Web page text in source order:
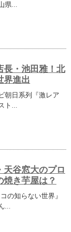
県...
長・池田雅！北
界進出
朝日系列『激レア
ト...
天谷窓大のプロ
焼き芋屋は？
の知らない世界』
...